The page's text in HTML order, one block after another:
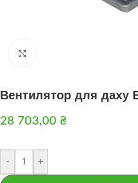
Вентилятор для даху
28 703,00 ₴
- +